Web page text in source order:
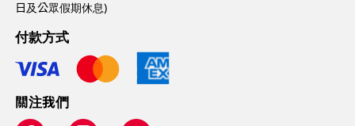
日及公眾假期休息)
付款方式
關注我們